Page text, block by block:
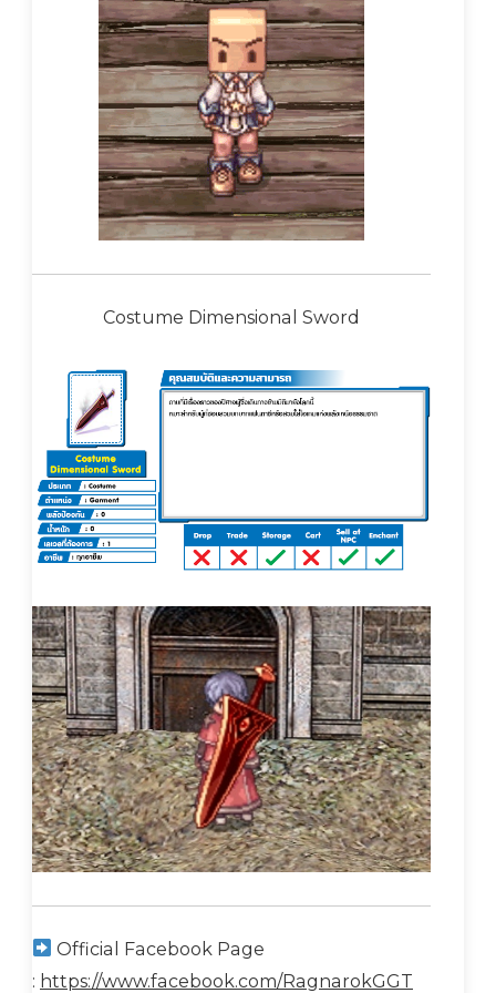
Costume Dimensional Sword
Official Facebook Page
: https://www.facebook.com/RagnarokGGT